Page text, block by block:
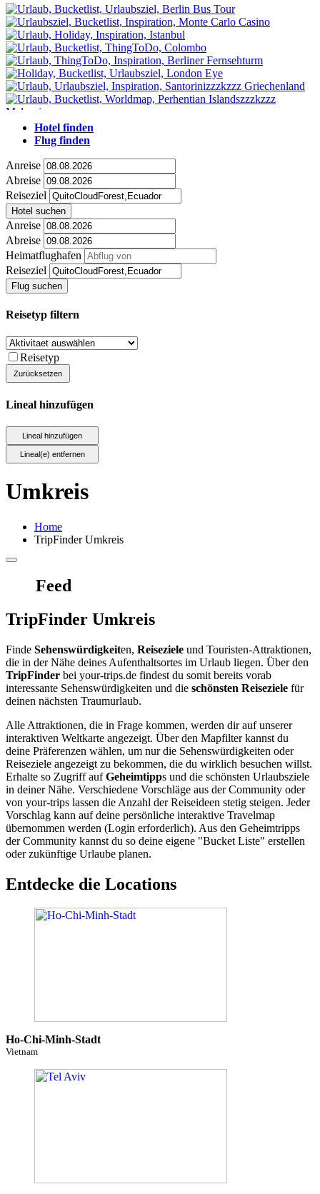
Hotel finden
Flug finden
Anreise
Abreise
Reiseziel
Hotel suchen
Anreise
Abreise
Heimatflughafen
Reiseziel
Flug suchen
Reisetyp filtern
Reisetyp
Lineal hinzufügen
Umkreis
Home
TripFinder Umkreis
Feed
TripFinder Umkreis
Finde Sehenswürdigkeiten, Reiseziele und Touristen-Attraktionen,
die in der Nähe deines Aufenthaltsortes im Urlaub liegen. Über den
TripFinder bei your-trips.de findest du somit bereits vorab
interessante Sehenswürdigkeiten und die schönsten Reiseziele für
deinen nächsten Traumurlaub.
Alle Attraktionen, die in Frage kommen, werden dir auf unserer
interaktiven Weltkarte angezeigt. Über den Mapfilter kannst du
deine Präferenzen wählen, um nur die Sehenswürdigkeiten oder
Reiseziele angezeigt zu bekommen, die du wirklich besuchen willst.
Erhalte so Zugriff aufGeheimtipps und die schönsten Urlaubsziele
in deiner Nähe. Verschiedene Vorschläge aus der Community oder
von your-trips lassen die Anzahl der Reiseideen stetig steigen. Jeder
Vorschlag kann auf deine persönliche interaktive Travelmap
übernommen werden (Login erforderlich). Aus den Geheimtripps
der Community kannst du so deine eigene "Bucket Liste" erstellen
oder zukünftige Urlaube planen.
Entdecke die Locations
Ho-Chi-Minh-Stadt
Vietnam